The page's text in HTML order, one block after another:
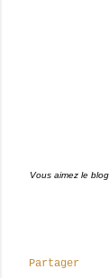
Vous aimez le
Partager